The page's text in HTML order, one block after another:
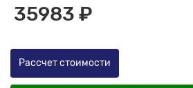
35983 ₽
Рассчет стоимости